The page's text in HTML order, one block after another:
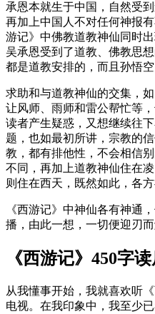
承恩本就生于中国，自然受
再加上中国人不对任何神报
游记》中佛教道教神仙同时出
吴承恩受到了道教、佛教思
都是道教安排的，而且孙悟
求助和与道教神仙的交集，
让风师、雨师和雷公帮忙等
读者产生疑惑，又想继续往下
题，也如最初所讲，宗教的
教，都有排他性，不会相信
不同，再加上道教神仙住在
则住在西天，既然如此，各
《西游记》中神仙各有神通
播，由此一想，一切便迎刃而
《西游记》450字
从我懂事开始，我就喜欢听
电视。在我印象中，我至少